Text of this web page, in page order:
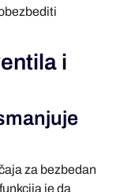
i
za bezbedan
je da